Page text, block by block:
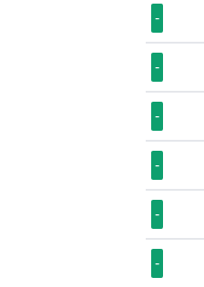
-
-
-
-
-
-